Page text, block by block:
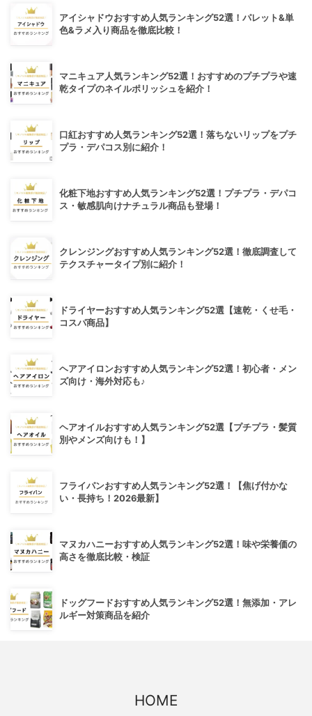
アイシャドウおすすめ人気ランキング52選！パレット&単
色&ラメ入り商品を徹底比較！
マニキュア人気ランキング52選！おすすめのプチプラや速
乾タイプのネイルポリッシュを紹介！
口紅おすすめ人気ランキング52選！落ちないリップをプチ
プラ・デパコス別に紹介！
化粧下地おすすめ人気ランキング52選！プチプラ・デパコ
ス・敏感肌向けナチュラル商品も登場！
クレンジングおすすめ人気ランキング52選！徹底調査して
テクスチャータイプ別に紹介！
ドライヤーおすすめ人気ランキング52選【速乾・くせ毛・
コスパ商品】
ヘアアイロンおすすめ人気ランキング52選！初心者・メン
ズ向け・海外対応も♪
ヘアオイルおすすめ人気ランキング52選【プチプラ・髪質
別やメンズ向けも！】
フライパンおすすめ人気ランキング52選！【焦げ付かな
い・長持ち！2026最新】
マヌカハニーおすすめ人気ランキング52選！味や栄養価の
高さを徹底比較・検証
ドッグフードおすすめ人気ランキング52選！無添加・アレ
ルギー対策商品を紹介
HOME